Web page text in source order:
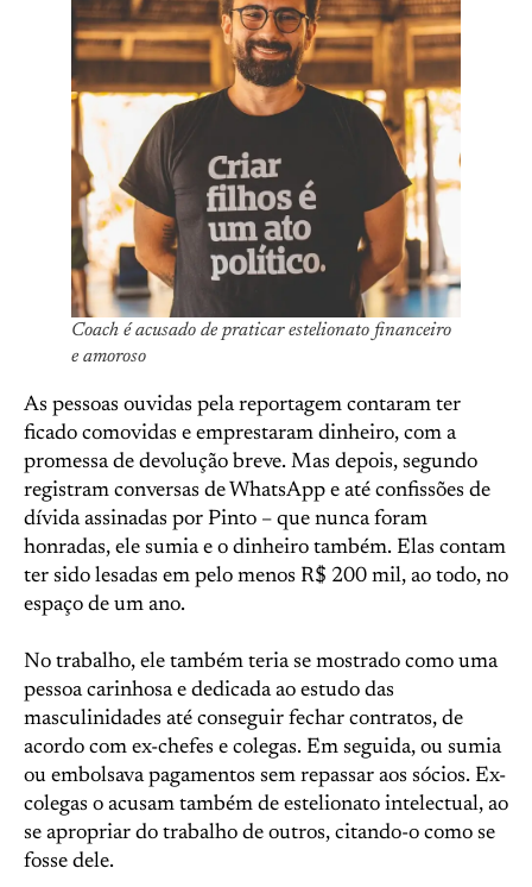
Coach é acusado de praticar estelionato financeiro
e amoroso
As pessoas ouvidas pela reportagem contaram ter
ficado comovidas e emprestaram dinheiro, com a
promessa de devolução breve. Mas depois, segundo
registram conversas de WhatsApp e até confissões de
dívida assinadas por Pinto – que nunca foram
honradas, ele sumia e o dinheiro também. Elas contam
ter sido lesadas em pelo menos R$ 200 mil, ao todo, no
espaço de um ano.
No trabalho, ele também teria se mostrado como uma
pessoa carinhosa e dedicada ao estudo das
masculinidades até conseguir fechar contratos, de
acordo com ex-chefes e colegas. Em seguida, ou sumia
ou embolsava pagamentos sem repassar aos sócios. Ex-
colegas o acusam também de estelionato intelectual, ao
se apropriar do trabalho de outros, citando-o como se
fosse dele.